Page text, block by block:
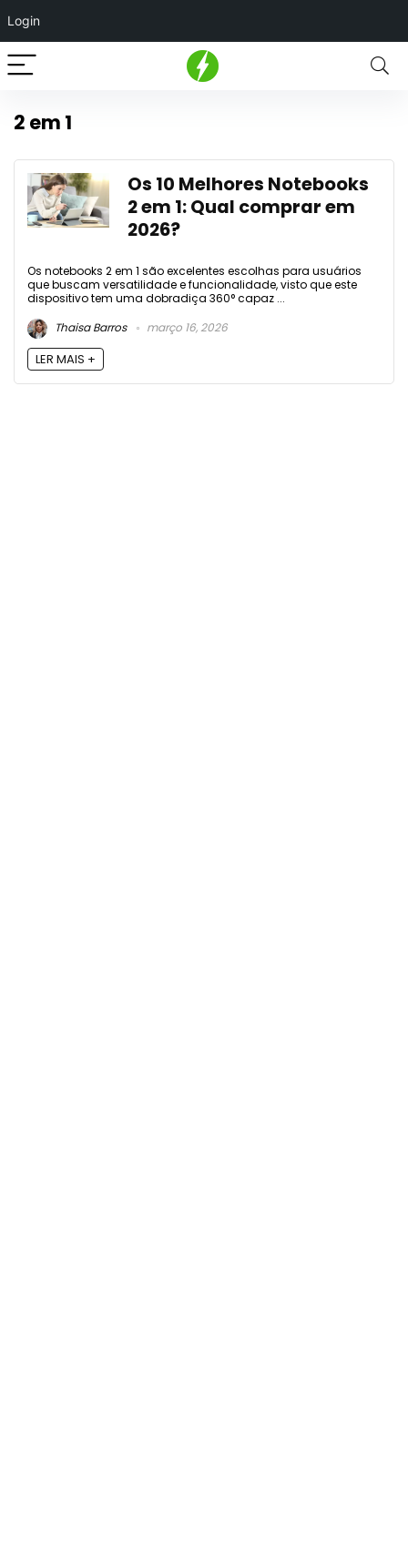
Login
2 em 1
Os 10 Melhores Notebooks
2 em 1: Qual comprar em
2026?
Os notebooks 2 em 1 são excelentes escolhas para usuários
que buscam versatilidade e funcionalidade, visto que este
dispositivo tem uma dobradiça 360° capaz ...
Thaisa Barros
março 16, 2026
LER MAIS +